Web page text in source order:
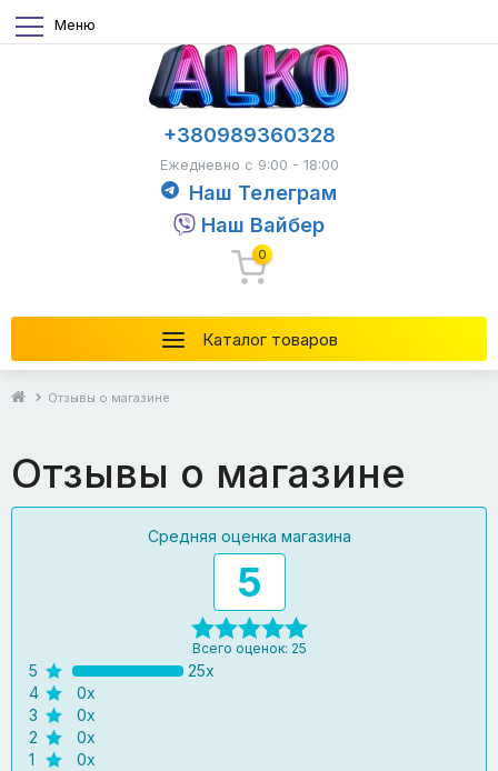
Меню
Каталог товаров
+380989360328
Ежедневно с 9:00 - 18:00
Наш Телеграм
Наш Вайбер
0
Отзывы о магазине
Отзывы о магазине
Средняя оценка магазина
5
Всего оценок: 25
5
25x
4
0x
3
0x
2
0x
1
0x